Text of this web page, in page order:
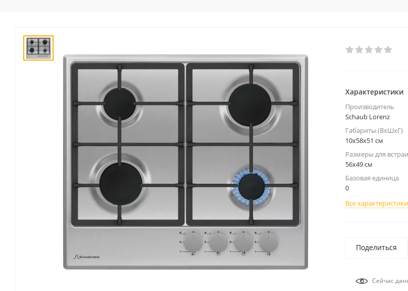
Характеристики
Производитель
Schaub Lorenz
Габариты (ВхШхГ)
10x58x51 см
Размеры для
56x49 см
Базовая единица
0
Все характеристики
Поделиться
Сейчас